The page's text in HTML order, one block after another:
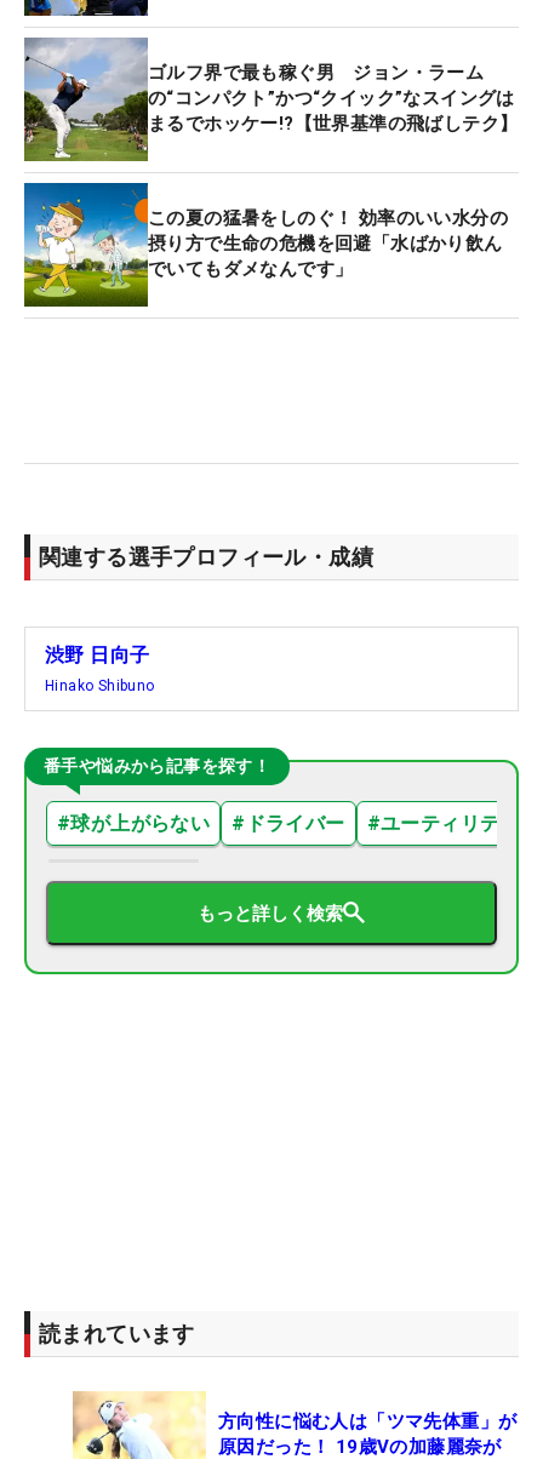
ゴルフ界で最も稼ぐ男 ジョン・ラーム
の“コンパクト”かつ“クイック”なスイングは
まるでホッケー!?【世界基準の飛ばしテク】
この夏の猛暑をしのぐ！ 効率のいい水分の
摂り方で生命の危機を回避「水ばかり飲ん
でいてもダメなんです」
関連する選手プロフィール・成績
渋野 日向子
Hinako Shibuno
番手や悩みから記事を探す！
#球が上がらない # ドライバー #ユーティリティ
もっと詳しく検索
読まれています
方向性に悩む人は「ツマ先体重」が
原因だった！ 19歳Vの加藤麗奈が